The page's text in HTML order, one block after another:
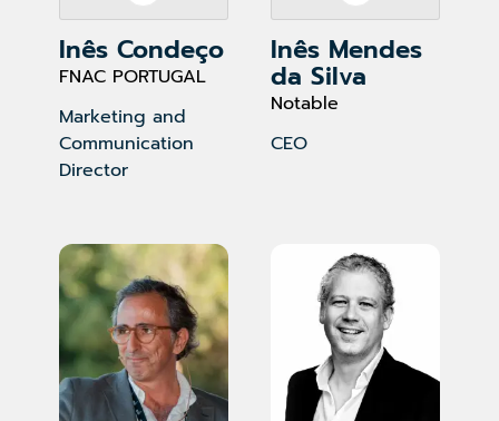
Inês Condeço
FNAC PORTUGAL
Marketing and
Communication
Director
Inês Mendes
da Silva
Notable
CEO